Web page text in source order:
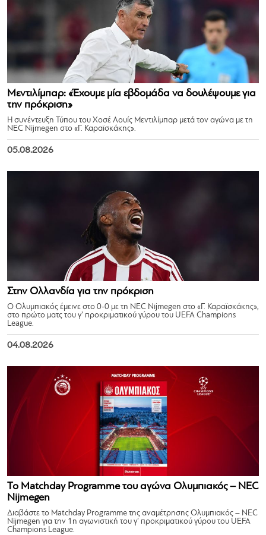
Μεντιλίμπαρ: «Έχουμε μία εβδομάδα να δουλέψουμε για
την πρόκριση»
Η συνέντευξη Τύπου του Χοσέ Λουίς Μεντιλίμπαρ μετά τον αγώνα με τη
NEC Nijmegen στο «Γ. Καραϊσκάκης».
05.08.2026
Στην Ολλανδία για την πρόκριση
Ο Ολυμπιακός έμεινε στο 0-0 με τη NEC Nijmegen στο «Γ. Καραϊσκάκης»,
στο πρώτο ματς του γ’ προκριματικού γύρου του UEFA Champions
League.
04.08.2026
Το Matchday Programme του αγώνα Ολυμπιακός – NEC
Nijmegen
Διαβάστε το Matchday Programme της αναμέτρησης Ολυμπιακός – NEC
Nijmegen για την 1η αγωνιστική του γ’ προκριματικού γύρου του UEFA
Champions League.